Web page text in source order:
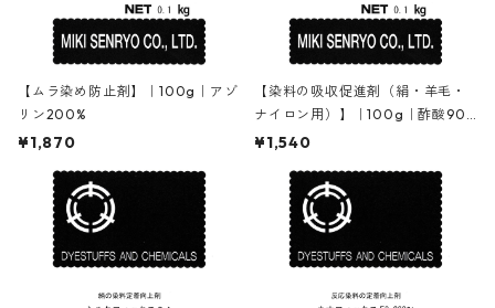
【ムラ染め防止剤】｜100g｜アゾ
リン200%
¥1,870
【染料の吸収促進剤（絹・羊毛・
ナイロン用）】｜100g｜酢酸90%
｜酸性・含金染料用途
¥1,540